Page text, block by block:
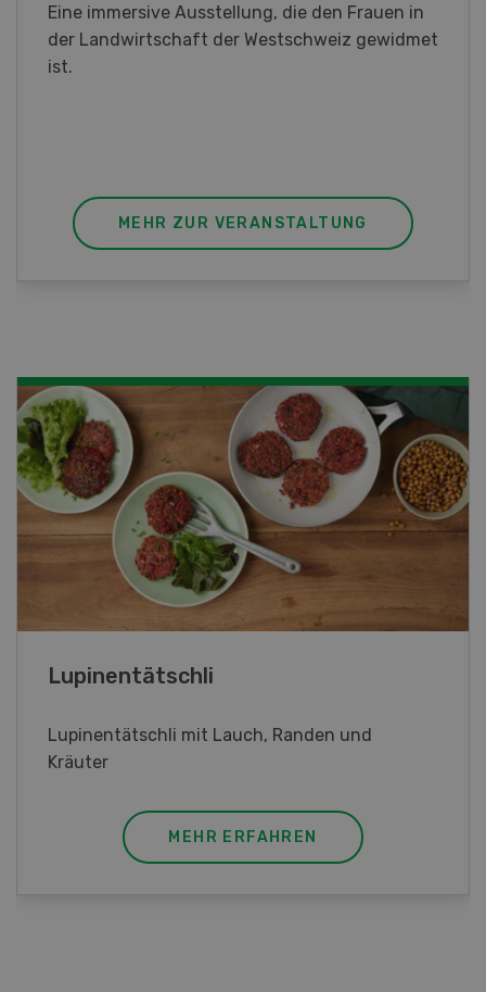
Sind Sie in der Fischzucht tätig oder
interessieren Sie sich für das Thema? In
diesem Fall ist unser FBA-Weiterbildungskurs
MEHR ZUR VERANSTALTUNG
Frühlingsrollen
Frühlingsrollen mit Poulet
MEHR ERFAHREN